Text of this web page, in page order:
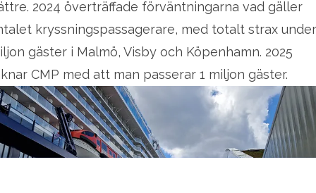
2024 överträffade förväntningarna vad gäller
kryssningspassagerare, med totalt strax
gäster i Malmö, Visby och Köpenhamn. 2025
CMP med att man passerar 1 miljon gäster.